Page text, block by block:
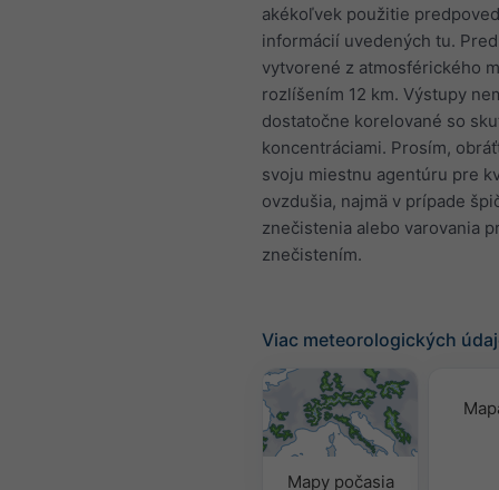
akékoľvek použitie
informácií uvedených tu.
vytvorené z atmosférického
rozlíšením 12 km. Výstupy
dostatočne korelované so
koncentráciami. Prosím,
svoju miestnu agentúru pre
ovzdušia, najmä v prípade
znečistenia alebo varovania
znečistením.
Viac meteorologických
Mapy počasia